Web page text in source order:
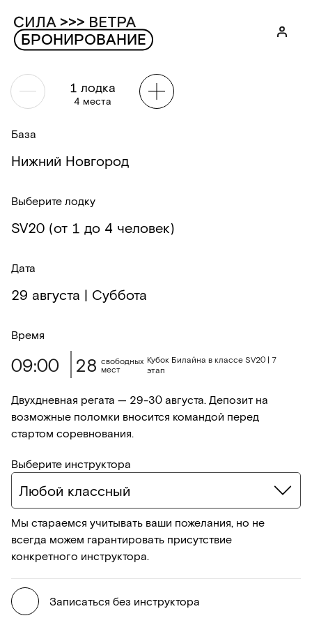
БРОНИРОВАНИЕ
1 лодка
4 места
База
Нижний Новгород
Выберите лодку
SV20 (от 1 до 4 человек)
Дата
29 августа | Суббота
Время
09:00 28 свободных
мест
Кубок Билайна в классе SV20 | 7
этап
Двухдневная регата — 29-30 августа. Депозит на
возможные поломки вносится командой перед
стартом соревнования.
Выберите инструктора
Любой классный
Мы стараемся учитывать ваши пожелания, но не
всегда можем гарантировать присутствие
конкретного инструктора.
Записаться без инструктора